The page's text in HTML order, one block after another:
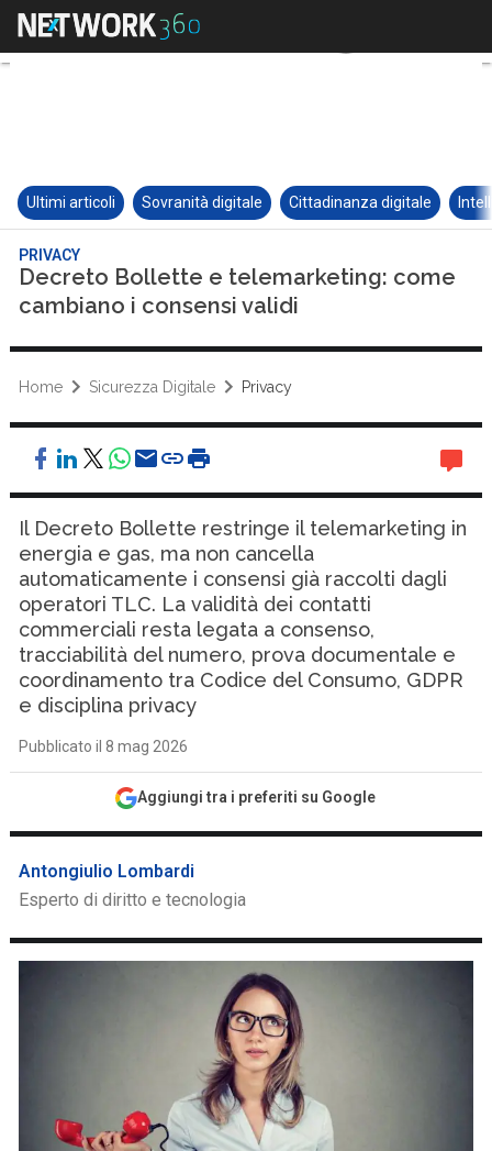
Ultimi articoli Sovranità digitale Cittadinanza digitale
PRIVACY
Decreto Bollette e telemarketing: come
cambiano i consensi validi
Home Sicurezza Digitale Privacy
Il Decreto Bollette restringe il telemarketing in
energia e gas, ma non cancella
automaticamente i consensi già raccolti dagli
operatori TLC. La validità dei contatti
commerciali resta legata a consenso,
tracciabilità del numero, prova documentale e
coordinamento tra Codice del Consumo, GDPR
e disciplina privacy
Pubblicato il 8 mag 2026
Aggiungi tra i preferiti su Google
Antongiulio Lombardi
Esperto di diritto e tecnologia